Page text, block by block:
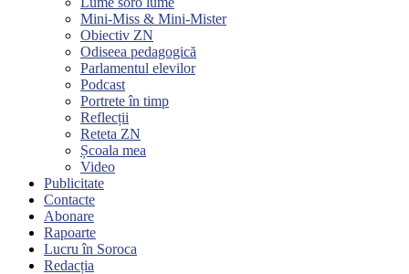
Mini-Miss & Mini-Mister
Obiectiv ZN
Odiseea pedagogică
Parlamentul elevilor
Podcast
Portrete în timp
Reflecții
Reteta ZN
Școala mea
Video
Publicitate
Contacte
Abonare
Rapoarte
Lucru în Soroca
Redacția